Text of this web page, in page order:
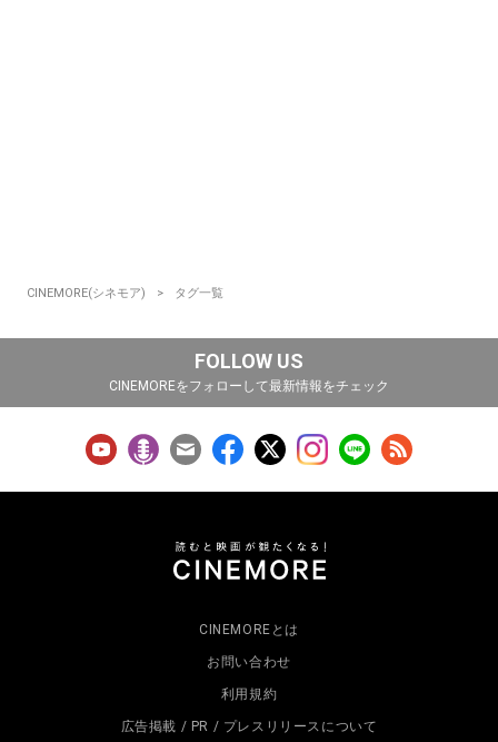
CINEMORE(シネモア) タグ一覧
FOLLOW US
CINEMOREをフォローして最新情報をチェック
CINEMOREとは
お問い合わせ
利用規約
広告掲載 / PR / プレスリリースについて